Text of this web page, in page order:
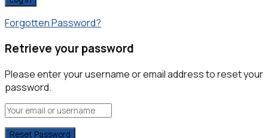
Forgotten Password?
Retrieve your password
Please enter your username or email address to reset your
password.